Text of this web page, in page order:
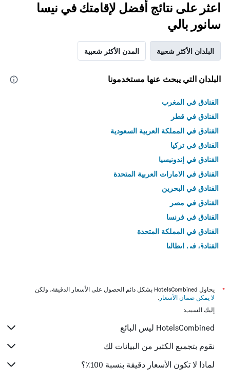
اعثر على نتائج أفضل لإقامتك في نيسا
سانور بالي
البلدان الأكثر شعبية المدن الأكثر شعبية
البلدان التي يبحث عنها مستخدمونا
الفنادق في المغرب
الفنادق في قطر
الفنادق في المملكة العربية السعودية
الفنادق في تركيا
الفنادق في إندونيسيا
الفنادق في الامارات العربية المتحدة
الفنادق في البحرين
الفنادق في مصر
الفنادق في فرنسا
الفنادق في المملكة المتحدة
الفنادق في إيطاليا
*
يحاول HotelsCombined بشكل دائم الحصول على الأسعار الدقيقة، ولكن
لا يمكن ضمان الأسعار .
إليك السبب:
HotelsCombined ليس البائع
نقوم بتجميع الكثير من البيانات لك
لماذا لا تكون الأسعار دقيقة بنسبة 100٪؟